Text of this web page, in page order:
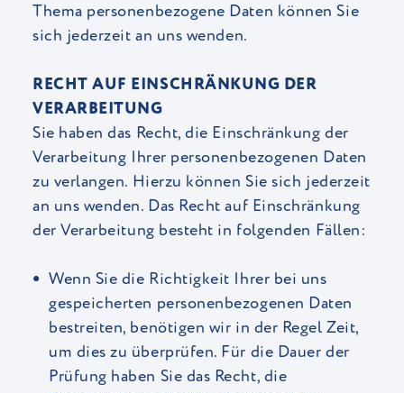
Thema personenbezogene Daten können Sie
sich jederzeit an uns wenden.
RECHT AUF EINSCHRÄNKUNG DER
VERARBEITUNG
Sie haben das Recht, die Einschränkung der
Verarbeitung Ihrer personenbezogenen Daten
zu verlangen. Hierzu können Sie sich jederzeit
an uns wenden. Das Recht auf Einschränkung
der Verarbeitung besteht in folgenden Fällen:
Wenn Sie die Richtigkeit Ihrer bei uns
gespeicherten personenbezogenen Daten
bestreiten, benötigen wir in der Regel Zeit,
um dies zu überprüfen. Für die Dauer der
Prüfung haben Sie das Recht, die